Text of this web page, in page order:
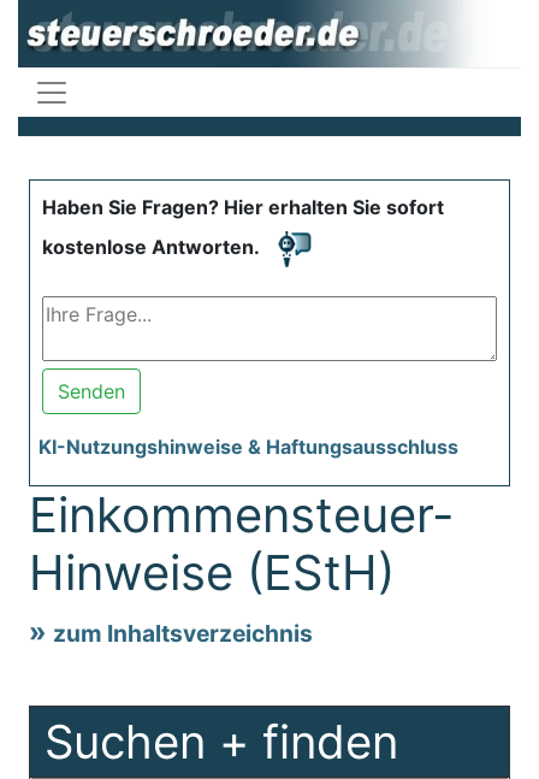
Haben Sie Fragen? Hier erhalten Sie sofort
kostenlose Antworten.
Senden
KI-Nutzungshinweise & Haftungsausschluss
Einkommensteuer-
Hinweise (EStH)
zum Inhaltsverzeichnis
Suchen + finden